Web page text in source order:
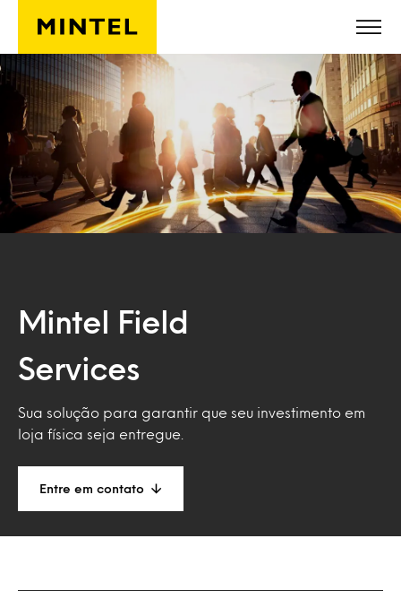
Skip to main content
Mintel Field
Services
Sua solução para garantir que seu investimento em
loja física seja entregue.
Entre em contato